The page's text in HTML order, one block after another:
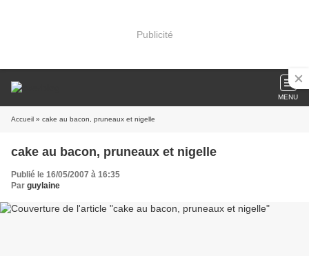
Publicité
MENU
Accueil » cake au bacon, pruneaux et nigelle
cake au bacon, pruneaux et nigelle
Publié le 16/05/2007 à 16:35
Par guylaine